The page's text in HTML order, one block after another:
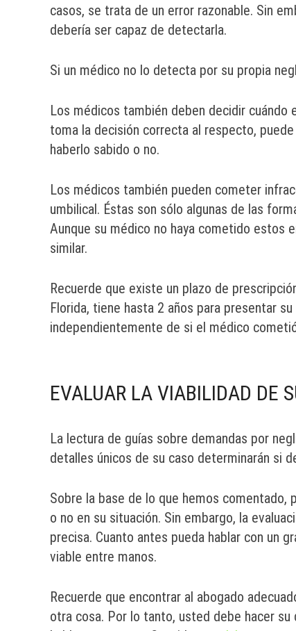
casos, se trata de un error razonable. Sin
debería ser capaz de detectarla.
Si un médico no lo detecta por su propia
Los médicos también deben decidir cuándo
toma la decisión correcta al respecto,
haberlo sabido o no.
Los médicos también pueden cometer
umbilical. Éstas son sólo algunas de las
Aunque su médico no haya cometido estos
similar.
Recuerde que existe un plazo de
Florida, tiene hasta 2 años para presentar
independientemente de si el médico
EVALUAR LA VIABILIDAD DE
La lectura de guías sobre demandas por
detalles únicos de su caso determinarán si
Sobre la base de lo que hemos
o no en su situación. Sin embargo, la
precisa. Cuanto antes pueda hablar con un
viable entre manos.
Recuerde que encontrar al abogado
otra cosa. Por lo tanto, usted debe hacer